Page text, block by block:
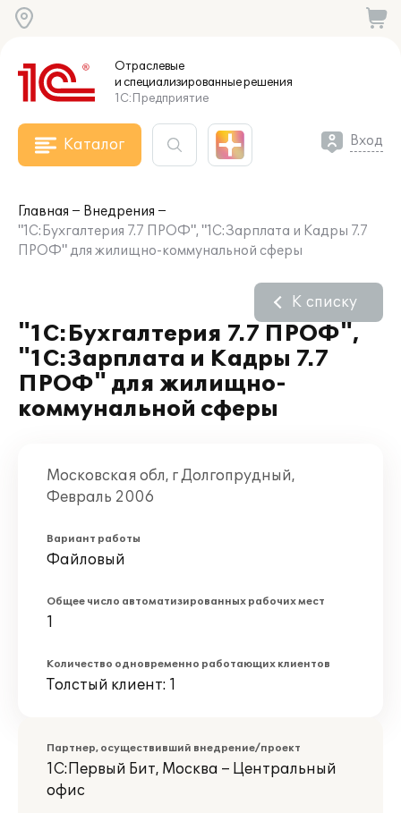
Отраслевые
и специализированныерешения
1С:Предприятие
Каталог Вход
Главная
Внедрения
"1С:Бухгалтерия 7.7 ПРОФ", "1С:Зарплата и Кадры 7.7
ПРОФ" для жилищно-коммунальной сферы
"1С:Бухгалтерия 7.7 ПРОФ",
"1С:Зарплата и Кадры 7.7
ПРОФ" для жилищно-
коммунальной сферы
К списку
Московская обл, г Долгопрудный,
Февраль 2006
Вариант работы
Файловый
Общее число автоматизированных рабочих мест
1
Количество одновременно работающих клиентов
Толстый клиент: 1
Партнер, осуществивший внедрение/проект
1С:Первый Бит, Москва – Центральный
офис